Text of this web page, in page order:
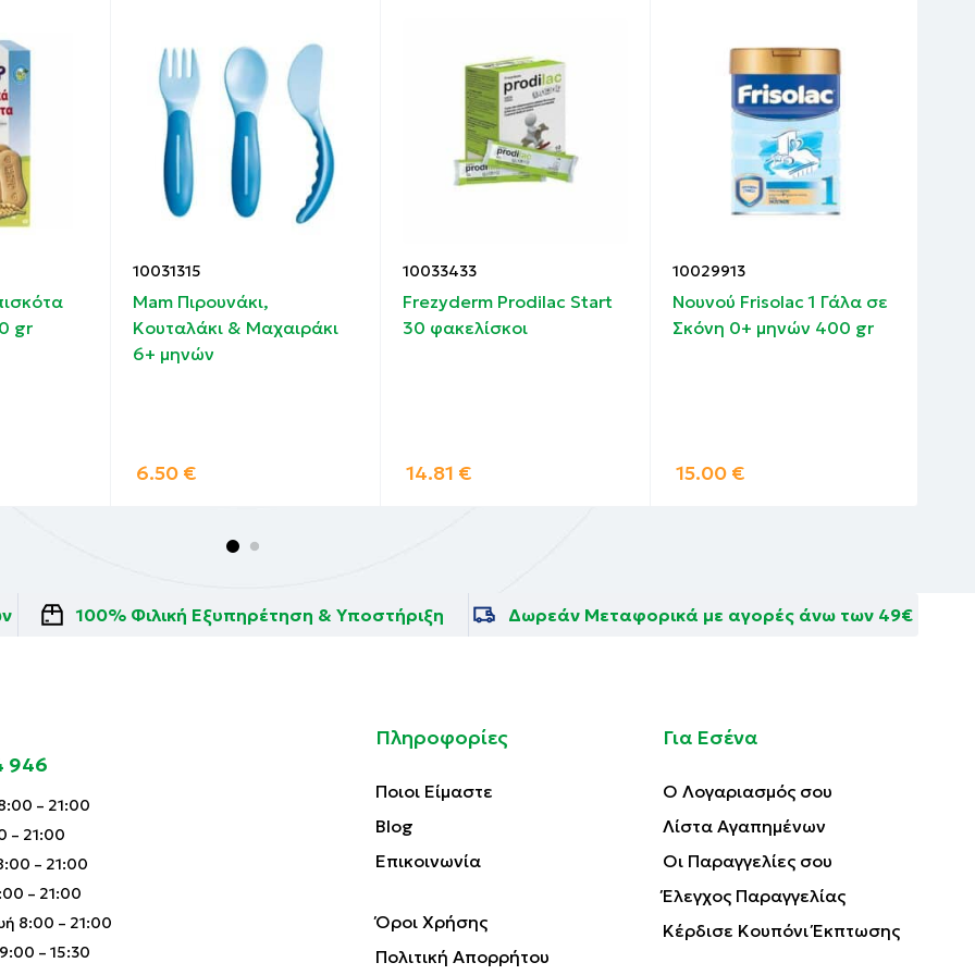
gr
10031315
Mam Πιρουνάκι,
Κουταλάκι & Μαχαιράκι
6+ μηνών
6.50 €
10033433
Frezyderm Prodilac Start
30 φακελίσκοι
14.81 €
10029913
Nουνού Frisolac 1 Γάλα σε
Σκόνη 0+ μηνών 400 gr
15.00 €
100% Φιλική Εξυπηρέτηση & Υποστήριξη Δωρεάν Μεταφορικά με αγορές άνω των 49€
946
– 21:00
– 21:00
– 21:00
– 21:00
8:00 – 21:00
– 15:30
Πληροφορίες
Ποιοι Είμαστε
Blog
Επικοινωνία
Όροι Χρήσης
Πολιτική Απορρήτου
Για Εσένα
Ο Λογαριασμός σου
Λίστα Αγαπημένων
Οι Παραγγελίες σου
Έλεγχος Παραγγελίας
Κέρδισε Κουπόνι Έκπτωσης